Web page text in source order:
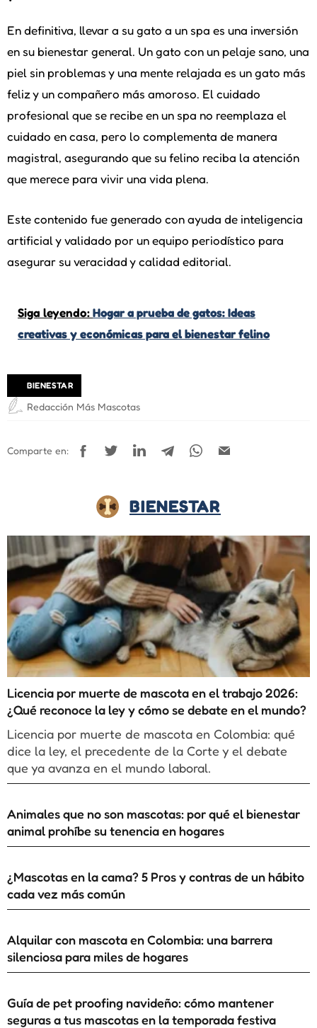
En definitiva, llevar a su gato a un spa es una inversión
en su bienestar general. Un gato con un pelaje sano, una
piel sin problemas y una mente relajada es un gato más
feliz y un compañero más amoroso. El cuidado
profesional que se recibe en un spa no reemplaza el
cuidado en casa, pero lo complementa de manera
magistral, asegurando que su felino reciba la atención
que merece para vivir una vida plena.
Este contenido fue generado con ayuda de inteligencia
artificial y validado por un equipo periodístico para
asegurar su veracidad y calidad editorial.
Siga leyendo:Hogar a prueba de gatos: Ideas
creativas y económicas para el bienestar felino
BIENESTAR
Redacción Más Mascotas
Comparte en:
BIENESTAR
Licencia por muerte de mascota en el trabajo 2026:
¿Qué reconoce la ley y cómo se debate en el mundo?
Licencia por muerte de mascota en Colombia: qué
dice la ley, el precedente de la Corte y el debate
que ya avanza en el mundo laboral.
Animales que no son mascotas: por qué el bienestar
animal prohíbe su tenencia en hogares
¿Mascotas en la cama? 5 Pros y contras de un hábito
cada vez más común
Alquilar con mascota en Colombia: una barrera
silenciosa para miles de hogares
Guía de pet proofing navideño: cómo mantener
seguras a tus mascotas en la temporada festiva